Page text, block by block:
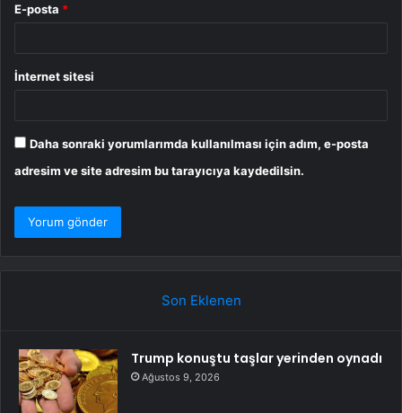
E-posta *
İnternet sitesi
Daha sonraki yorumlarımda kullanılması için adım, e-posta
adresim ve site adresim bu tarayıcıya kaydedilsin.
Son Eklenen
Trump konuştu taşlar yerinden oynadı
Ağustos 9, 2026